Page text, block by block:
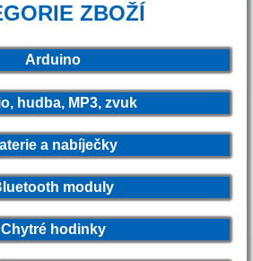
ZBOŽÍ
Arduino
hudba, MP3, zvuk
a nabíječky
moduly
hodinky